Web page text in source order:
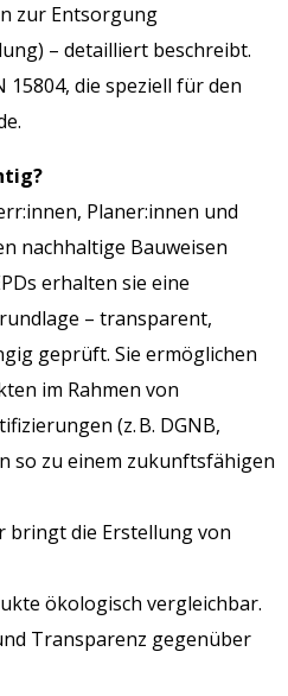
zur Entsorgung
– detailliert beschreibt.
15804, die speziell für den
Planer:innen und
nachhaltige Bauweisen
erhalten sie eine
– transparent,
geprüft. Sie ermöglichen
im Rahmen von
(z. B. DGNB,
so zu einem zukunftsfähigen
bringt die Erstellung von
ökologisch vergleichbar.
Transparenz gegenüber